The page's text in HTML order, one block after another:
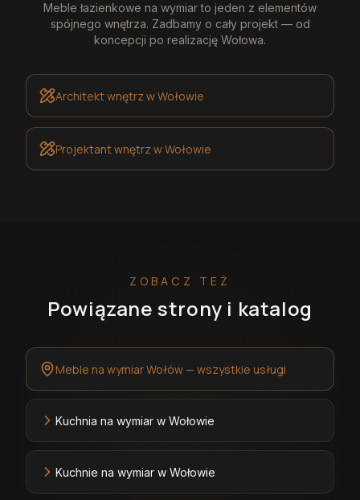
Meble łazienkowe na wymiarto jeden z elementów
spójnego wnętrza. Zadbamy o cały projekt — od
koncepcji po realizację Wołowa.
Architekt wnętrzw Wołowie
Projektant wnętrzw Wołowie
ZOBACZ TEŻ
Powiązane strony i katalog
Meble na wymiar Wołów — wszystkie usługi
Kuchnia na wymiar w Wołowie
Kuchnie na wymiar w Wołowie